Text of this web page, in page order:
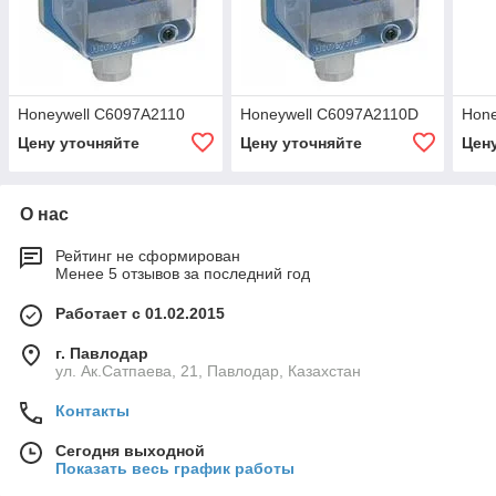
Honeywell С6097А2110
Цену уточняйте
Honeywell С6097А2110D
Цену уточняйте
О нас
Рейтинг не сформирован
Менее 5 отзывов за последний год
Работает с 01.02.2015
г. Павлодар
ул. Ак.Сатпаева, 21, Павлодар, Казахстан
Контакты
Сегодня выходной
Показать весь график работы